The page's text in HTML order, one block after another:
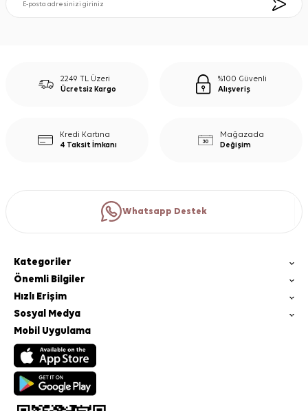
2249 TL Üzeri
Ücretsiz Kargo
%100 Güvenli
Alışveriş
Kredi Kartına
4 Taksit İmkanı
Mağazada
Değişim
Whatsapp Destek
Kategoriler
Önemli Bilgiler
Hızlı Erişim
Sosyal Medya
Mobil Uygulama